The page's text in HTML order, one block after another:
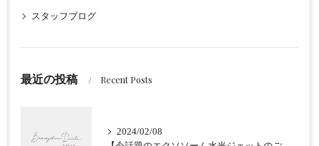
スタッフブログ
最近の投稿 Recent Posts
2024/02/08